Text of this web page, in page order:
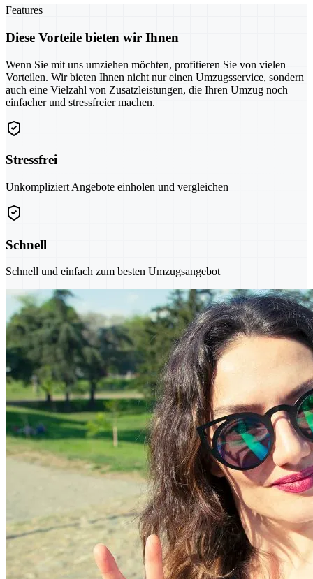
Features
Diese Vorteile bieten wir Ihnen
Wenn Sie mit uns umziehen möchten, profitieren Sie von vielen
Vorteilen. Wir bieten Ihnen nicht nur einen Umzugsservice, sondern
auch eine Vielzahl von Zusatzleistungen, die Ihren Umzug noch
einfacher und stressfreier machen.
Stressfrei
Unkompliziert Angebote einholen und vergleichen
Schnell
Schnell und einfach zum besten Umzugsangebot